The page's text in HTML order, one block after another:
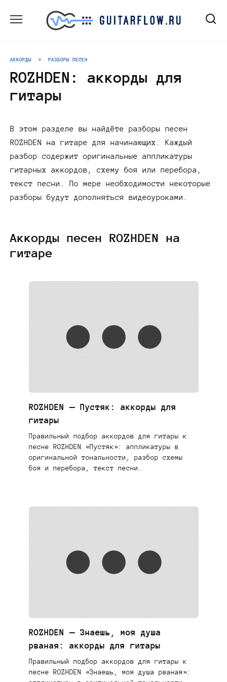
АККОРДЫ » РАЗБОРЫ ПЕСЕН
ROZHDEN: аккорды для
гитары
В этом разделе вы найдёте разборы песен
ROZHDEN на гитаре для начинающих. Каждый
разбор содержит оригинальные аппликатуры
гитарных аккордов, схему боя или перебора,
текст песни. По мере необходимости некоторые
разборы будут дополняться видеоуроками.
Аккорды песен ROZHDEN на
гитаре
ROZHDEN — Пустяк: аккорды для
гитары
Правильный подбор аккордов для гитары к
песне ROZHDEN «Пустяк»: аппликатуры в
оригинальной тональности, разбор схемы
боя и перебора, текст песни.
ROZHDEN — Знаешь, моя душа
рваная: аккорды для гитары
Правильный подбор аккордов для гитары к
песне ROZHDEN «Знаешь, моя душа рваная»: